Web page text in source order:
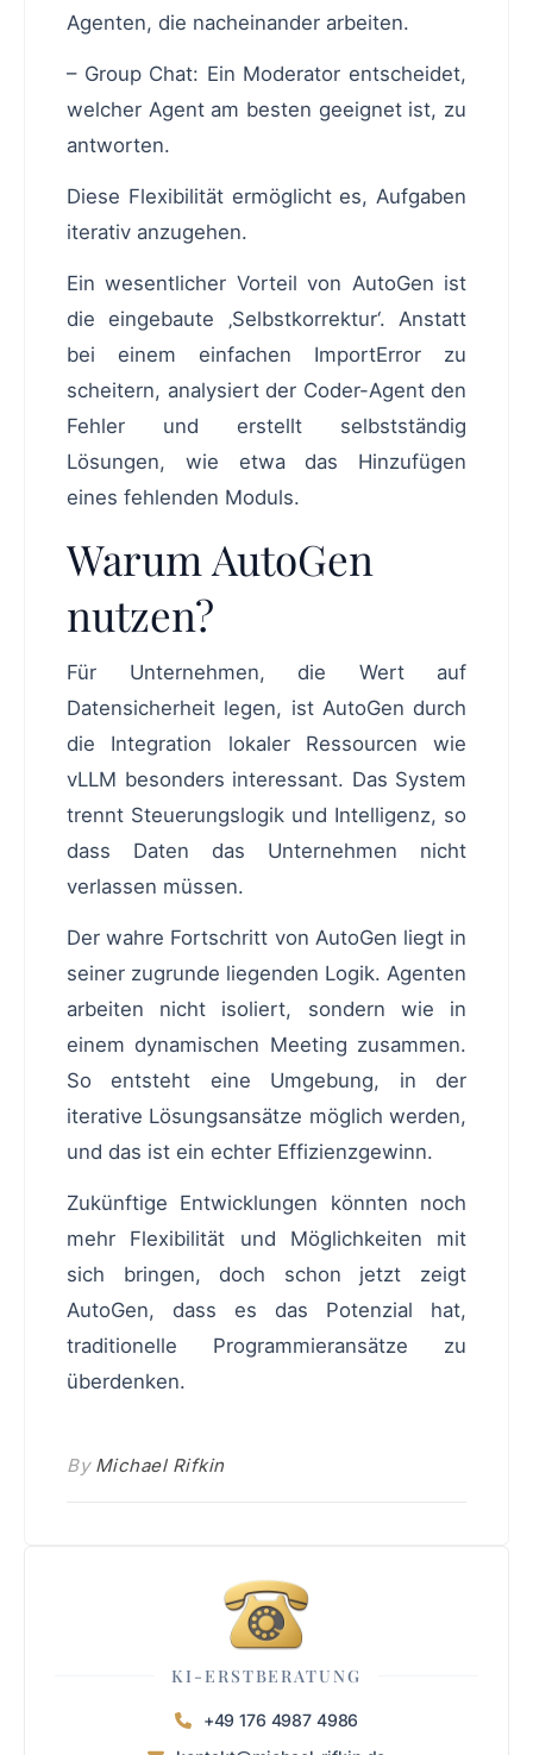
Agenten, die nacheinander arbeiten.
– Group Chat: Ein Moderator entscheidet,
welcher Agent am besten geeignet ist, zu
antworten.
Diese Flexibilität ermöglicht es, Aufgaben
iterativ anzugehen.
Ein wesentlicher Vorteil von AutoGen ist
die eingebaute ‚Selbstkorrektur‘. Anstatt
bei einem einfachen ImportError zu
scheitern, analysiert der Coder-Agent den
Fehler und erstellt selbstständig
Lösungen, wie etwa das Hinzufügen
eines fehlenden Moduls.
Warum AutoGen
nutzen?
Für Unternehmen, die Wert auf
Datensicherheit legen, ist AutoGen durch
die Integration lokaler Ressourcen wie
vLLM besonders interessant. Das System
trennt Steuerungslogik und Intelligenz, so
dass Daten das Unternehmen nicht
verlassen müssen.
Der wahre Fortschritt von AutoGen liegt in
seiner zugrunde liegenden Logik. Agenten
arbeiten nicht isoliert, sondern wie in
einem dynamischen Meeting zusammen.
So entsteht eine Umgebung, in der
iterative Lösungsansätze möglich werden,
und das ist ein echter Effizienzgewinn.
Zukünftige Entwicklungen könnten noch
mehr Flexibilität und Möglichkeiten mit
sich bringen, doch schon jetzt zeigt
AutoGen, dass es das Potenzial hat,
traditionelle Programmieransätze zu
überdenken.
By Michael Rifkin
KI-ERSTBERATUNG
+49 176 4987 4986